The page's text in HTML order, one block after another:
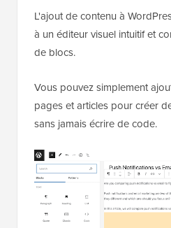
L'ajout de contenu à
à un éditeur visuel intuitif et
de blocs.
Vous pouvez simplement
pages et articles pour créer
sans jamais écrire de code.